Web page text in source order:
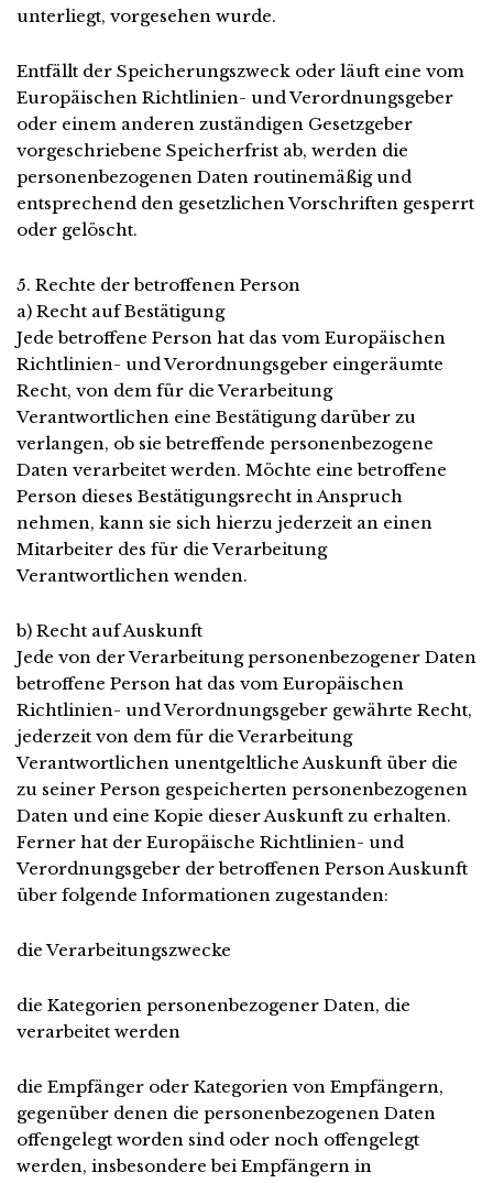
unterliegt, vorgesehen wurde.
Entfällt der Speicherungszweck oder läuft eine vom
Europäischen Richtlinien- und Verordnungsgeber
oder einem anderen zuständigen Gesetzgeber
vorgeschriebene Speicherfrist ab, werden die
personenbezogenen Daten routinemäßig und
entsprechend den gesetzlichen Vorschriften gesperrt
oder gelöscht.
5. Rechte der betroffenen Person
a) Recht auf Bestätigung
Jede betroffene Person hat das vom Europäischen
Richtlinien- und Verordnungsgeber eingeräumte
Recht, von dem für die Verarbeitung
Verantwortlichen eine Bestätigung darüber zu
verlangen, ob sie betreffende personenbezogene
Daten verarbeitet werden. Möchte eine betroffene
Person dieses Bestätigungsrecht in Anspruch
nehmen, kann sie sich hierzu jederzeit an einen
Mitarbeiter des für die Verarbeitung
Verantwortlichen wenden.
b) Recht auf Auskunft
Jede von der Verarbeitung personenbezogener Daten
betroffene Person hat das vom Europäischen
Richtlinien- und Verordnungsgeber gewährte Recht,
jederzeit von dem für die Verarbeitung
Verantwortlichen unentgeltliche Auskunft über die
zu seiner Person gespeicherten personenbezogenen
Daten und eine Kopie dieser Auskunft zu erhalten.
Ferner hat der Europäische Richtlinien- und
Verordnungsgeber der betroffenen Person Auskunft
über folgende Informationen zugestanden:
die Verarbeitungszwecke
die Kategorien personenbezogener Daten, die
verarbeitet werden
die Empfänger oder Kategorien von Empfängern,
gegenüber denen die personenbezogenen Daten
offengelegt worden sind oder noch offengelegt
werden, insbesondere bei Empfängern in